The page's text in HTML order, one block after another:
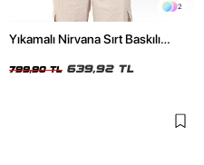
2
Yıkamalı Nirvana Sırt Baskılı
799,90 TL 639,92 TL